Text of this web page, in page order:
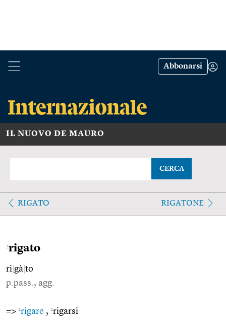
Abbonarsi
IL NUOVO DE MAURO
CERCA
RIGATO RIGATONE
2rigato
ri gà to
p.pass., agg.
=> 2rigare , 2rigarsi